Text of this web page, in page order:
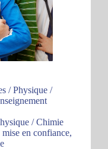
/ Physique /
/ Chimie
en confiance,